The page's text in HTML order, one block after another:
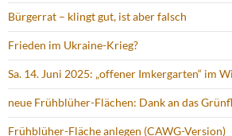
Bürgerrat – klingt gut, ist aber falsch
Frieden im Ukraine-Krieg?
Sa. 14. Juni 2025: „offener Imkergarten“ im
neue Frühblüher-Flächen: Dank an das
Frühblüher-Fläche anlegen (CAWG-Version)